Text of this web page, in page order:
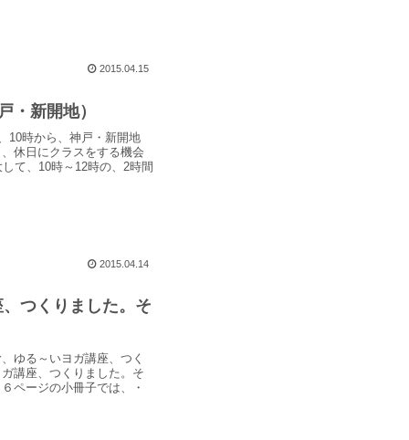
2015.04.15
・新開地）
10時から、神戸・新開地
休日にクラスをする機会
て、10時～12時の、2時間
2015.04.14
つくりました。そ
ゆる～いヨガ講座、つく
講座、つくりました。そ
ページの小冊子では、・